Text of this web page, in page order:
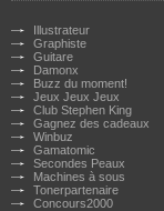
Illustrateur
Graphiste
Guitare
Damonx
Buzz du moment!
Jeux Jeux Jeux
Club Stephen King
Gagnez des cadeaux
Winbuz
Gamatomic
Secondes Peaux
Machines à sous
Tonerpartenaire
Concours2000